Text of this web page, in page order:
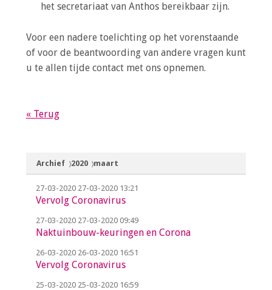
het secretariaat van Anthos bereikbaar zijn.
Voor een nadere toelichting op het vorenstaande
of voor de beantwoording van andere vragen kunt
u te allen tijde contact met ons opnemen.
« Terug
Archief 2020 maart
27-03-202027-03-2020 13:21
Vervolg Coronavirus
27-03-202027-03-2020 09:49
Naktuinbouw-keuringen en Corona
26-03-202026-03-2020 16:51
Vervolg Coronavirus
25-03-202025-03-2020 16:59